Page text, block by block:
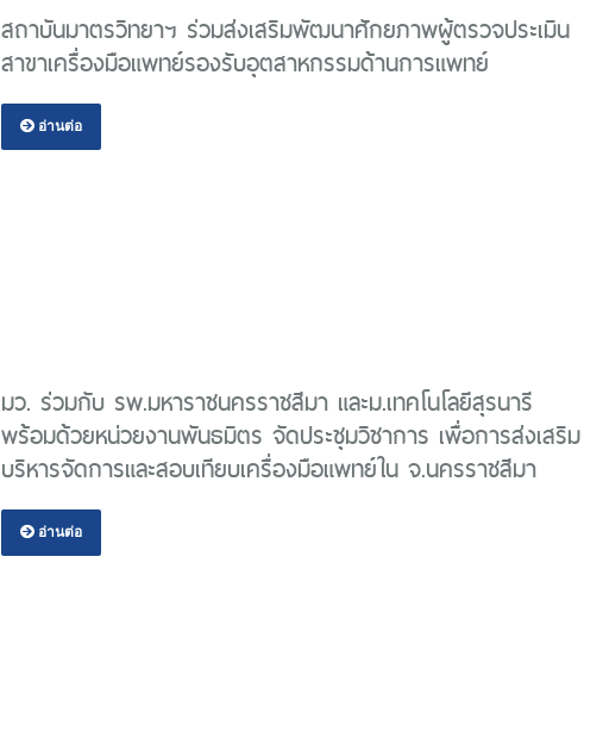
สถาบันมาตรวิทยาฯ ร่วมส่งเสริมพัฒนาศักยภาพผู้ตรวจประเมิน
สาขาเครื่องมือแพทย์รองรับอุตสาหกรรมด้านการแพทย์
อ่านต่อ
มว. ร่วมกับ รพ.มหาราชนครราชสีมา และม.เทคโนโลยีสุรนารี
พร้อมด้วยหน่วยงานพันธมิตร จัดประชุมวิชาการ เพื่อการส่งเสริม
บริหารจัดการและสอบเทียบเครื่องมือแพทย์ใน จ.นครราชสีมา
อ่านต่อ